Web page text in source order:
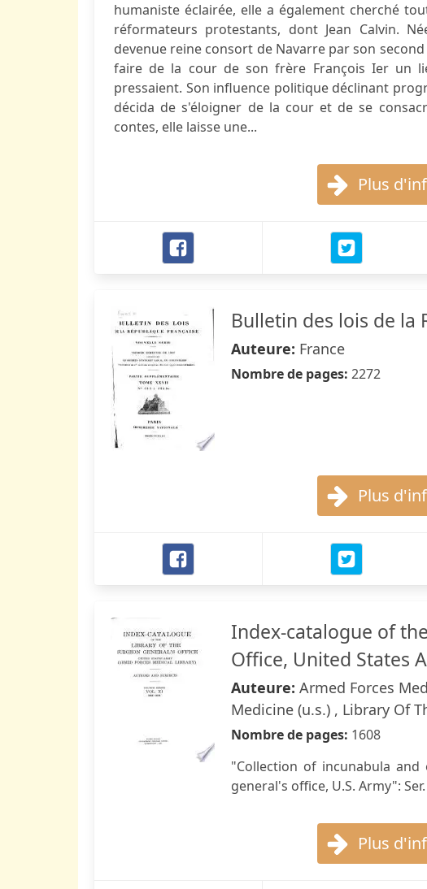
humaniste éclairée, elle a également cherché
réformateurs protestants, dont Jean Calvin.
devenue reine consort de Navarre par son
faire de la cour de son frère François Ier un
pressaient. Son influence politique déclinant
décida de s'éloigner de la cour et de se
contes, elle laisse une...
Plus
Bulletin des lois de la
Auteure: France
Nombre de pages: 2272
Plus
Index-catalogue of
Office, United States
Auteure: Armed Forces
Medicine (u.s.) , Library Of
Nombre de pages: 1608
"Collection of incunabula
general's office, U.S. Army":
Plus